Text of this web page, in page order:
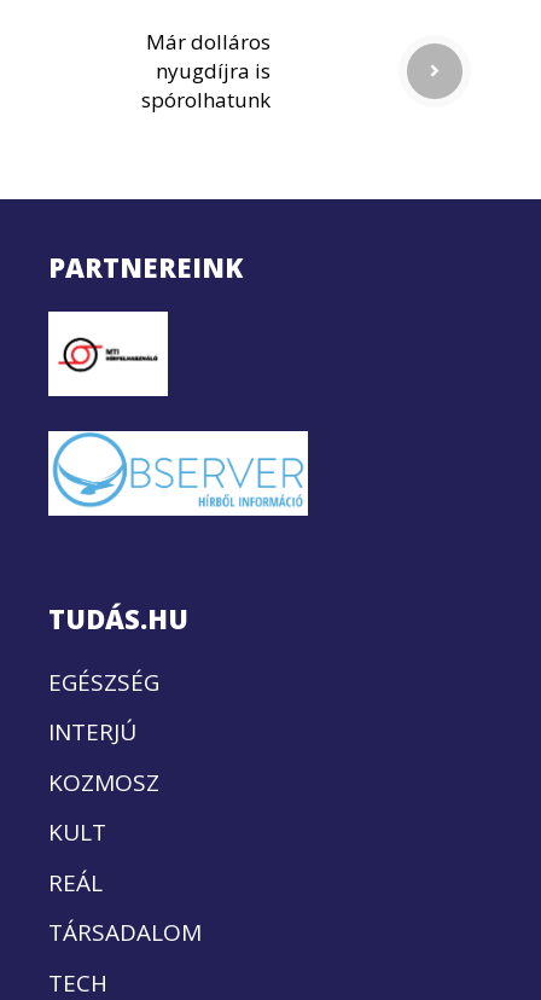
Már dolláros
nyugdíjra is
spórolhatunk
PARTNEREINK
TUDÁS.HU
EGÉSZSÉG
INTERJÚ
KOZMOSZ
KULT
REÁL
TÁRSADALOM
TECH